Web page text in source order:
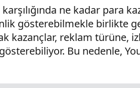
ne kadar para
gösterebilmekle birlikte
kazançlar, reklam türüne,
Bu nedenle,